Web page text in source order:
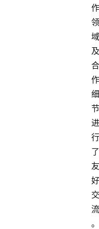
作
领
域
及
合
作
细
节
进
行
了
友
好
交
流
。